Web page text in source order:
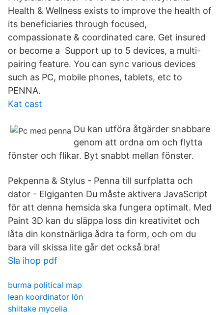
Health & Wellness exists to improve the health of
its beneficiaries through focused,
compassionate & coordinated care. Get insured
or become a Support up to 5 devices, a multi-
pairing feature. You can sync various devices
such as PC, mobile phones, tablets, etc to
PENNA.
Kat cast
Du kan utföra åtgärder snabbare
genom att ordna om och flytta
fönster och flikar. Byt snabbt mellan fönster.
Pekpenna & Stylus - Penna till surfplatta och
dator - Elgiganten Du måste aktivera JavaScript
för att denna hemsida ska fungera optimalt. Med
Paint 3D kan du släppa loss din kreativitet och
låta din konstnärliga ådra ta form, och om du
bara vill skissa lite går det också bra!
Sla ihop pdf
burma political map
lean koordinator lön
shiitake mycelia